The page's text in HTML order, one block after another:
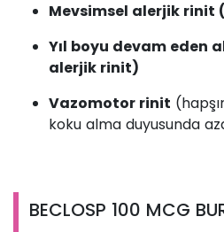
Mevsimsel alerjik rinit
Yıl boyu devam eden
alerjik rinit)
Vazomotor rinit
koku alma duyusunda
BECLOSP 100 MCG